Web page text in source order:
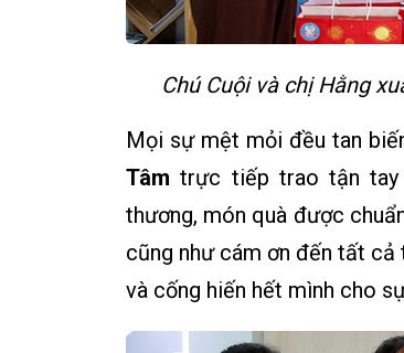
Chú Cuội và chị Hằng
Mọi sự mệt mỏi đều tan
Tâm trực tiếp trao tận tay
thương, món quà được
cũng như cám ơn đến tất cả
và cống hiến hết mình cho